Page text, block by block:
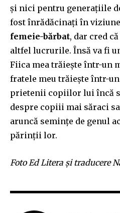
și nici pentru generațiile
fost înrădăcinați în
femeie-bărbat, dar cred
altfel lucrurile. Însă va fi
Fiica mea trăiește într-un
fratele meu trăiește într-
prietenii copiilor lui încă
despre copiii mai săraci
aruncă semințe de genul
părinții lor.
Foto Ed Litera și traducere